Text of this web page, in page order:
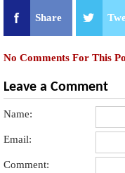
Share
No Comments For This
Leave a Comment
Name:
Email:
Comment: